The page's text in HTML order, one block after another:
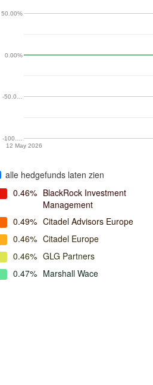
12 May 2026
-100.…
-50.0…
0.00%
50.00%
alle hedgefunds laten zien
0.46% BlackRock Investment
Management
0.49% Citadel Advisors Europe
0.46% Citadel Europe
0.46% GLG Partners
0.47% Marshall Wace